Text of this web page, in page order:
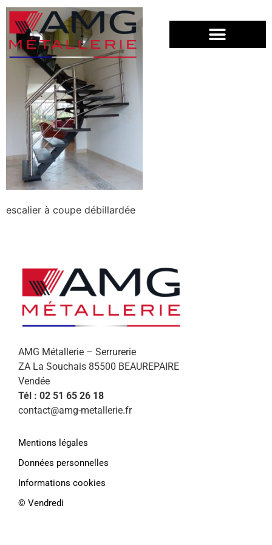
escalier à coupe débillardée
AMG Métallerie – Serrurerie
ZA La Souchais 85500 BEAUREPAIRE
Vendée
Tél : 02 51 65 26 18
contact@amg-metallerie.fr
Mentions légales
Données personnelles
Informations cookies
©️ Vendredi
Afin de vous proposer des services et
utilise des cookies. En continuant de
naviguer sur le site, vous déclarez
utilisation.
Paramétrer
En savoir plus